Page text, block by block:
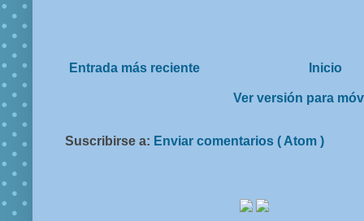
Entrada más reciente Inicio
Ver versión para
Suscribirse a: Enviar comentarios ( Atom )